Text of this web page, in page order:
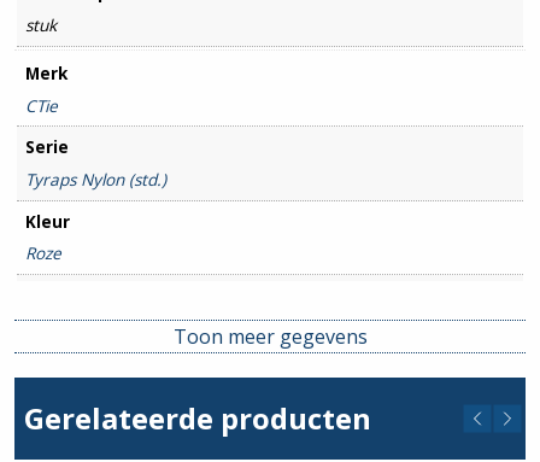
stuk
Merk
CTie
Serie
Tyraps Nylon (std.)
Kleur
Roze
370mm
Toon meer gegevens
Gerelateerde producten